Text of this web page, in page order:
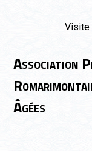
Visite
Association
Âgées